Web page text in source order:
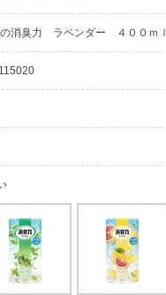
の消臭力 ラベンダー ４００ｍｌ